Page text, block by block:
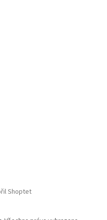
Shoptet